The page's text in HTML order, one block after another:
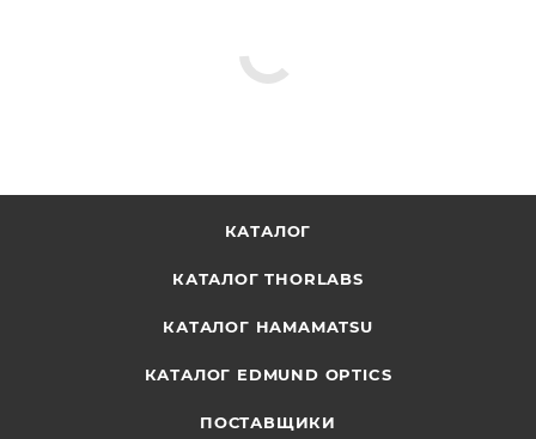
КАТАЛОГ
КАТАЛОГ THORLABS
КАТАЛОГ HAMAMATSU
КАТАЛОГ EDMUND OPTICS
ПОСТАВЩИКИ